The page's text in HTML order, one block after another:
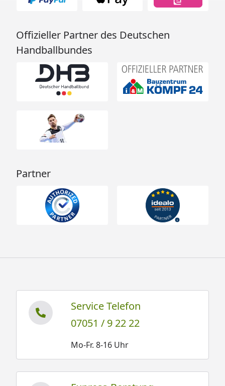
Offizieller Partner des Deutschen
Handballbundes
Partner
Service Telefon
07051 / 9 22 22
Mo-Fr. 8-16 Uhr